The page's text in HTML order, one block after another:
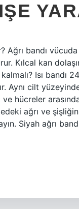
Ağrı bandı
Kılcal kan
Isı bandı
cilt yüzeyinde
ve hücreler
ağrı ve
Siyah ağrı